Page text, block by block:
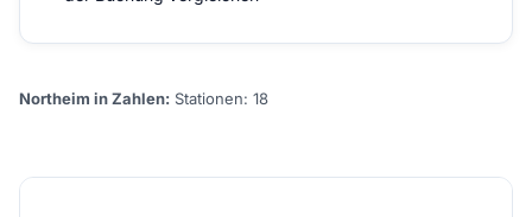
Northeim in Zahlen: Stationen: 18